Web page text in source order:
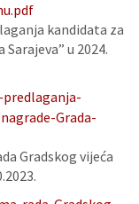
kandidata za
u 2024.
Grada-
Gradskog vijeća